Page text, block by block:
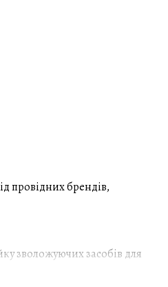
провідних брендів,
зволожуючих засобів для